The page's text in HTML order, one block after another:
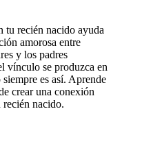
tu recién nacido ayuda
amorosa entre
y los padres
vínculo se produzca en
es así. Aprende
crear una conexión
nacido.